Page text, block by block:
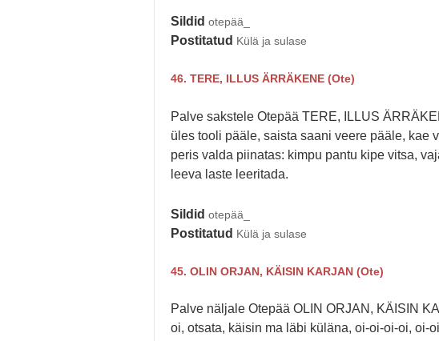
Sildid otepää_
Postitatud Külä ja sulase
46. TERE, ILLUS ÄRRÄKENE (Ote)
Palve sakstele Otepää TERE, ILLUS
üles tooli pääle, saista saani veere pääle, kae
peris valda piinatas: kimpu pantu kipe vitsa,
leeva laste leeritada.
Sildid otepää_
Postitatud Külä ja sulase
45. OLIN ORJAN, KÄISIN KARJAN (Ote)
Palve näljale Otepää OLIN ORJAN, KÄISIN
oi, otsata, käisin ma läbi küläna, oi-oi-oi-oi, oi-